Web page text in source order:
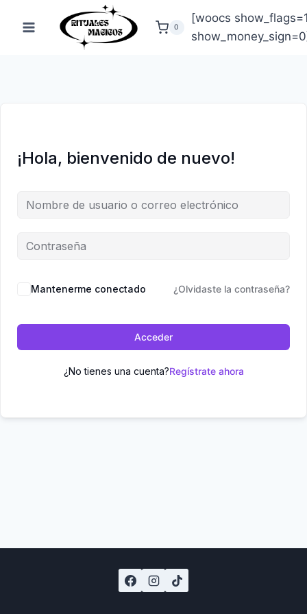
0
[woocs
¡Hola, bienvenido de nuevo!
Mantenerme conectado ¿Olvidaste la contraseña?
Acceder
¿No tienes una cuenta?Regístrate ahora